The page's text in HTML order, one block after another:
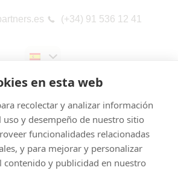
en esta web
recolectar y analizar información
uso y desempeño de nuestro sitio
funcionalidades relacionadas
y para mejorar y personalizar
contenido y publicidad en nuestro
(+34) 91 536 12 41
Aviso legal
Cookies